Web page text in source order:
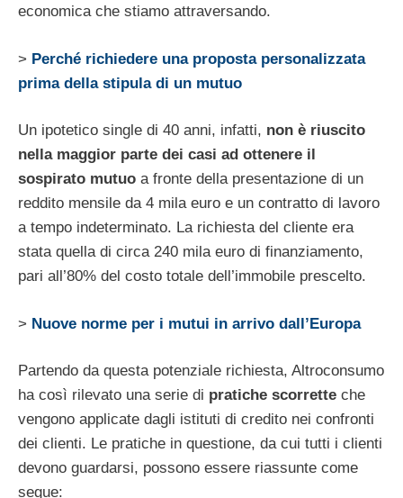
economica che stiamo attraversando.
> Perché richiedere una proposta personalizzata
prima della stipula di un mutuo
Un ipotetico single di 40 anni, infatti, non è riuscito
nella maggior parte dei casi ad ottenere il
sospirato mutuo a fronte della presentazione di un
reddito mensile da 4 mila euro e un contratto di lavoro
a tempo indeterminato. La richiesta del cliente era
stata quella di circa 240 mila euro di finanziamento,
pari all’80% del costo totale dell’immobile prescelto.
> Nuove norme per i mutui in arrivo dall’Europa
Partendo da questa potenziale richiesta, Altroconsumo
ha così rilevato una serie di pratiche scorrette che
vengono applicate dagli istituti di credito nei confronti
dei clienti. Le pratiche in questione, da cui tutti i clienti
devono guardarsi, possono essere riassunte come
segue: